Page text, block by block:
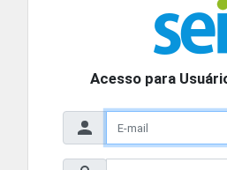
Acesso para